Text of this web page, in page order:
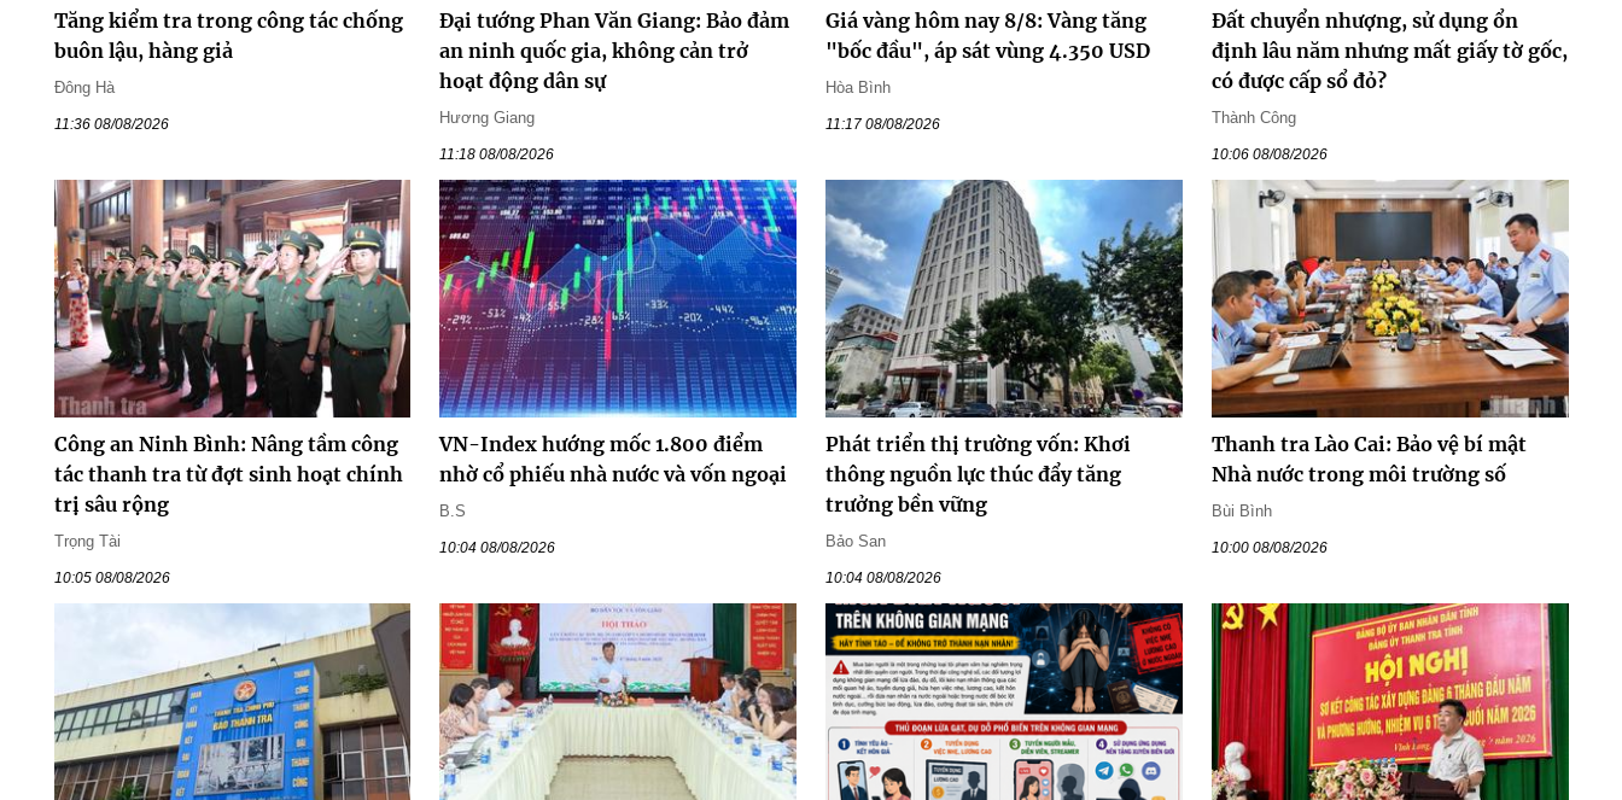
Tăng kiểm tra trong công tác chống
buôn lậu, hàng giả
Đông Hà
11:36 08/08/2026
Đại tướng Phan Văn Giang: Bảo đảm
an ninh quốc gia, không cản trở
hoạt động dân sự
Hương Giang
11:18 08/08/2026
Giá vàng hôm nay 8/8: Vàng tăng
"bốc đầu", áp sát vùng 4.350 USD
Hòa Bình
11:17 08/08/2026
Đất chuyển nhượng, sử dụng ổn
định lâu năm nhưng mất giấy tờ gốc,
có được cấp sổ đỏ?
Thành Công
10:06 08/08/2026
Công an Ninh Bình: Nâng tầm công
tác thanh tra từ đợt sinh hoạt chính
trị sâu rộng
Trọng Tài
10:05 08/08/2026
VN-Index hướng mốc 1.800 điểm
nhờ cổ phiếu nhà nước và vốn ngoại
B.S
10:04 08/08/2026
Phát triển thị trường vốn: Khơi
thông nguồn lực thúc đẩy tăng
trưởng bền vững
Bảo San
10:04 08/08/2026
Thanh tra Lào Cai: Bảo vệ bí mật
Nhà nước trong môi trường số
Bùi Bình
10:00 08/08/2026